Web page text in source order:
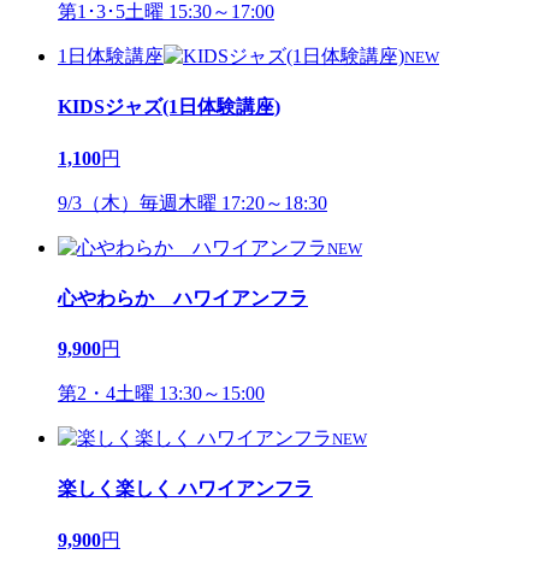
第1･3･5土曜 15:30～17:00
1日体験講座 NEW
KIDSジャズ(1日体験講座)
1,100円
9/3（木）毎週木曜 17:20～18:30
NEW
心やわらか ハワイアンフラ
9,900円
第2・4土曜 13:30～15:00
NEW
楽しく楽しく ハワイアンフラ
9,900円